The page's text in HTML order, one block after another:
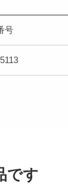
号
です